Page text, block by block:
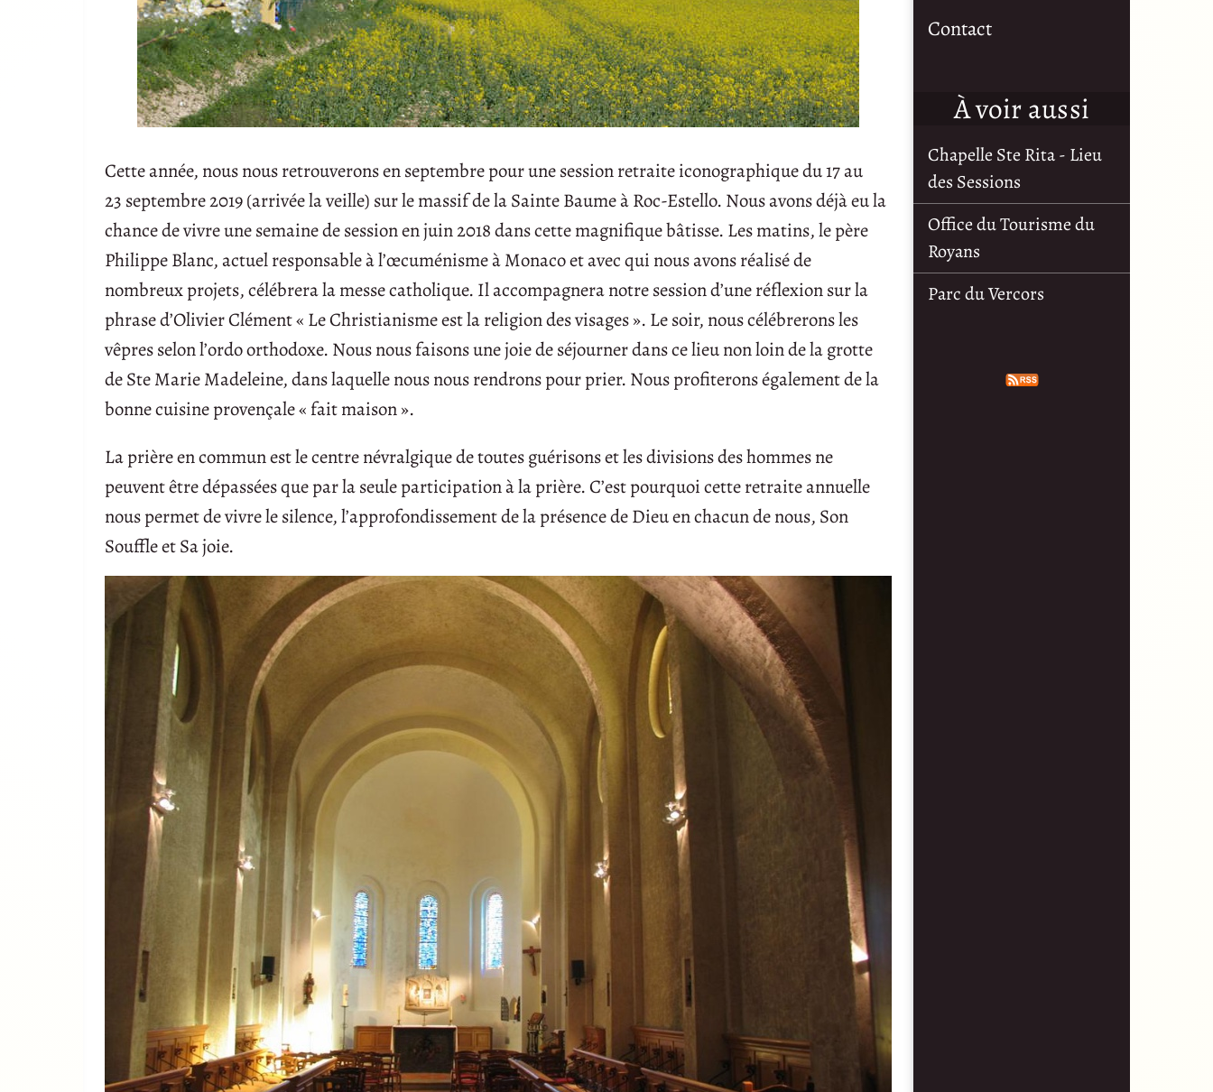
Cette année, nous nous retrouverons en septembre pour une session retraite iconographique du 17 au
23 septembre 2019 (arrivée la veille) sur le massif de la Sainte Baume à Roc-Estello. Nous avons déjà eu la
chance de vivre une semaine de session en juin 2018 dans cette magnifique bâtisse. Les matins, le père
Philippe Blanc, actuel responsable à l’œcuménisme à Monaco et avec qui nous avons réalisé de
nombreux projets, célébrera la messe catholique. Il accompagnera notre session d’une réflexion sur la
phrase d’Olivier Clément « Le Christianisme est la religion des visages ». Le soir, nous célébrerons les
vêpres selon l’ordo orthodoxe. Nous nous faisons une joie de séjourner dans ce lieu non loin de la grotte
de Ste Marie Madeleine, dans laquelle nous nous rendrons pour prier. Nous profiterons également de la
bonne cuisine provençale « fait maison ».
La prière en commun est le centre névralgique de toutes guérisons et les divisions des hommes ne
peuvent être dépassées que par la seule participation à la prière. C’est pourquoi cette retraite annuelle
nous permet de vivre le silence, l’approfondissement de la présence de Dieu en chacun de nous, Son
Souffle et Sa joie.
Contact
À voir aussi
Chapelle Ste Rita - Lieu
des Sessions
Office du Tourisme du
Royans
Parc du Vercors